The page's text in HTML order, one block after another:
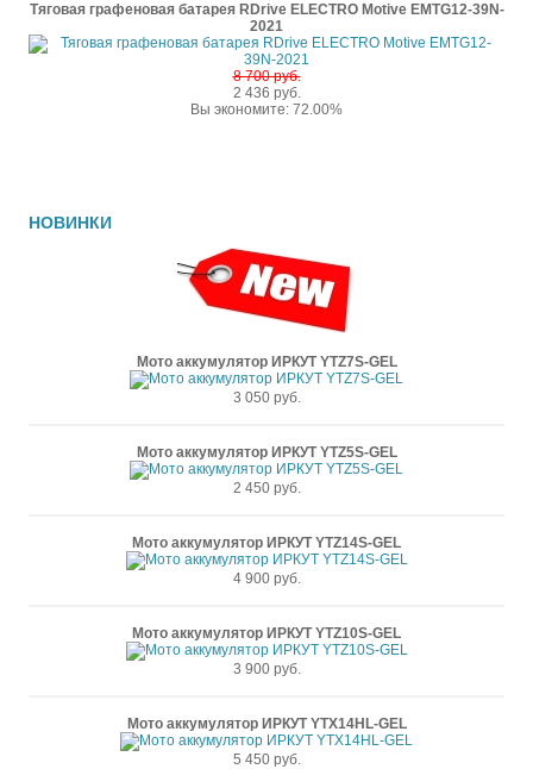
Тяговая графеновая батарея RDrive ELECTRO Motive EMTG12-39N-
2021
8 700 руб.
2 436 руб.
Вы экономите: 72.00%
НОВИНКИ
Мото аккумулятор ИРКУТ YTZ7S-GEL
3 050 руб.
Мото аккумулятор ИРКУТ YTZ5S-GEL
2 450 руб.
Мото аккумулятор ИРКУТ YTZ14S-GEL
4 900 руб.
Мото аккумулятор ИРКУТ YTZ10S-GEL
3 900 руб.
Мото аккумулятор ИРКУТ YTX14HL-GEL
5 450 руб.